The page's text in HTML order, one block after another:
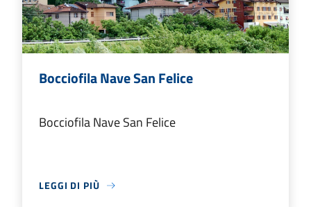
Bocciofila Nave San Felice
Bocciofila Nave San Felice
LEGGI DI PIÙ